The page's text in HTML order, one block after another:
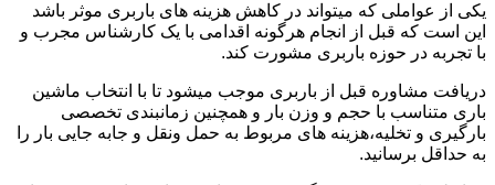
یکی از عواملی که میتواند در کاهش هزینه های باربری موثر باشد
این است که قبل از انجام هرگونه اقدامی با یک کارشناس مجرب و
با تجربه در حوزه باربری مشورت کند.
دریافت مشاوره قبل از باربری موجب میشود تا با انتخاب ماشین
باری متناسب با حجم و وزن بار و همچنین زمانبندی تخصصی
بارگیری و تخلیه،هزینه های مربوط به حمل ونقل و جابه جایی بار را
به حداقل برسانید.